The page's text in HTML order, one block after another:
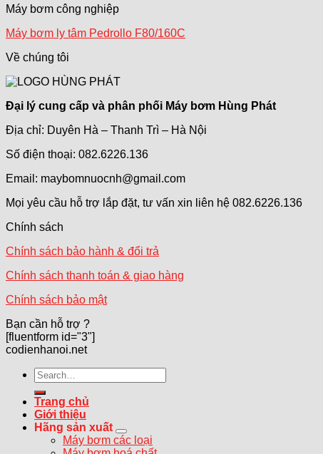
Máy bơm công nghiệp
Máy bơm ly tâm Pedrollo F80/160C
Về chúng tôi
Đại lý cung cấp và phân phối Máy bơm Hùng Phát
Địa chỉ: Duyên Hà – Thanh Trì – Hà Nội
Số điện thoại: 082.6226.136
Email: maybomnuocnh@gmail.com
Mọi yêu cầu hỗ trợ lắp đặt, tư vấn xin liên hệ 082.6226.136
Chính sách
Chính sách bảo hành & đổi trả
Chính sách thanh toán & giao hàng
Chính sách bảo mật
Bạn cần hỗ trợ ?
[fluentform id="3"]
codienhanoi.net
Search
for:
Trang chủ
Giới thiệu
Hãng sản xuất
Máy bơm các loại